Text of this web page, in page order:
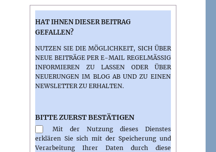
HAT IHNEN DIESER BEITRAG
GEFALLEN?
NUTZEN SIE DIE MÖGLICHKEIT, SICH ÜBER
NEUE BEITRÄGE PER E-MAIL REGELMÄSSIG I
NFORMIEREN ZU LASSEN ODER ÜBER N
EUERUNGEN IM BLOG AB UND ZU EINEN N
EWSLETTER ZU ERHALTEN.
BITTE ZUERST BESTÄTIGEN
Mit der Nutzung dieses Dienstes
erklären Sie sich mit der Speicherung und
Verarbeitung Ihrer Daten durch diese